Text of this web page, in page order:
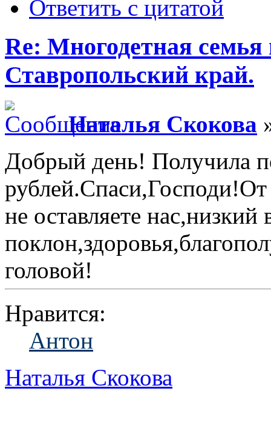
Ответить с цитатой
Re: Многодетная
Ставропольский край.
Наталья Скокова
Добрый день! Получила
не оставляете нас,низкий
головой!
Нравится:
Антон
Наталья Скокова